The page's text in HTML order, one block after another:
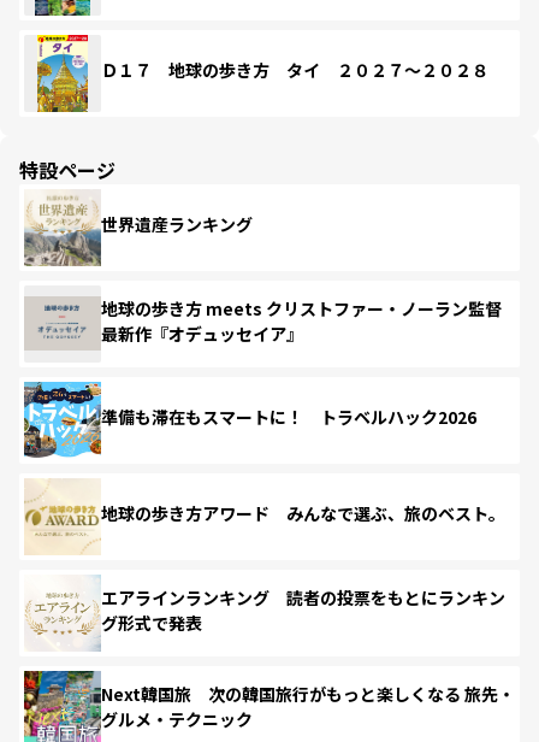
Ｄ１７ 地球の歩き方 タイ ２０２７～２０２８
特設ページ
世界遺産ランキング
地球の歩き方 meets クリストファー・ノーラン監督
最新作『オデュッセイア』
準備も滞在もスマートに！ トラベルハック2026
地球の歩き方アワード みんなで選ぶ、旅のベスト。
エアラインランキング 読者の投票をもとにランキン
グ形式で発表
Next韓国旅 次の韓国旅行がもっと楽しくなる 旅先・
グルメ・テクニック